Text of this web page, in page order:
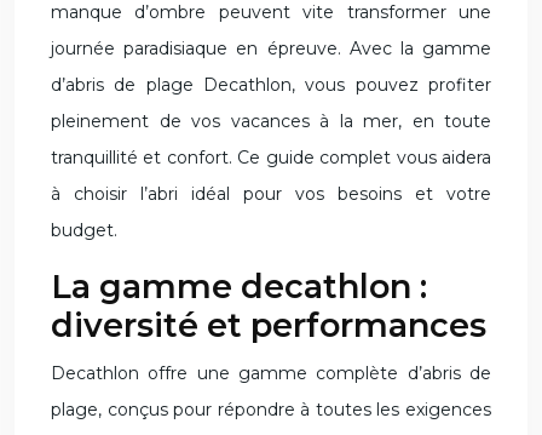
manque d’ombre peuvent vite transformer une
journée paradisiaque en épreuve. Avec la gamme
d’abris de plage Decathlon, vous pouvez profiter
pleinement de vos vacances à la mer, en toute
tranquillité et confort. Ce guide complet vous aidera
à choisir l’abri idéal pour vos besoins et votre
budget.
La gamme decathlon :
diversité et performances
Decathlon offre une gamme complète d’abris de
plage, conçus pour répondre à toutes les exigences